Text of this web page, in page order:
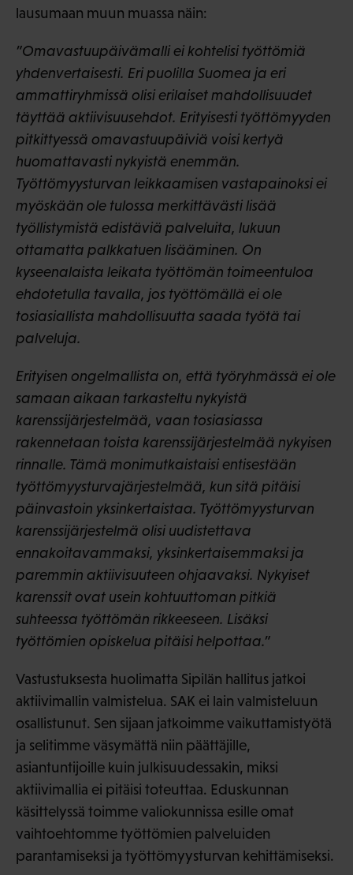
lausumaan muun muassa näin:
”Omavastuupäivämalli ei kohtelisi työttömiä
yhdenvertaisesti. Eri puolilla Suomea ja eri
ammattiryhmissä olisi erilaiset mahdollisuudet
täyttää aktiivisuusehdot. Erityisesti työttömyyden
pitkittyessä omavastuupäiviä voisi kertyä
huomattavasti nykyistä enemmän.
Työttömyysturvan leikkaamisen vastapainoksi ei
myöskään ole tulossa merkittävästi lisää
työllistymistä edistäviä palveluita, lukuun
ottamatta palkkatuen lisääminen. On
kyseenalaista leikata työttömän toimeentuloa
ehdotetulla tavalla, jos työttömällä ei ole
tosiasiallista mahdollisuutta saada työtä tai
palveluja.
Erityisen ongelmallista on, että työryhmässä ei ole
samaan aikaan tarkasteltu nykyistä
karenssijärjestelmää, vaan tosiasiassa
rakennetaan toista karenssijärjestelmää nykyisen
rinnalle. Tämä monimutkaistaisi entisestään
työttömyysturvajärjestelmää, kun sitä pitäisi
päinvastoin yksinkertaistaa. Työttömyysturvan
karenssijärjestelmä olisi uudistettava
ennakoitavammaksi, yksinkertaisemmaksi ja
paremmin aktiivisuuteen ohjaavaksi. Nykyiset
karenssit ovat usein kohtuuttoman pitkiä
suhteessa työttömän rikkeeseen. Lisäksi
työttömien opiskelua pitäisi helpottaa.”
Vastustuksesta huolimatta Sipilän hallitus jatkoi
aktiivimallin valmistelua. SAK ei lain valmisteluun
osallistunut. Sen sijaan jatkoimme vaikuttamistyötä
ja selitimme väsymättä niin päättäjille,
asiantuntijoille kuin julkisuudessakin, miksi
aktiivimallia ei pitäisi toteuttaa. Eduskunnan
käsittelyssä toimme valiokunnissa esille omat
vaihtoehtomme työttömien palveluiden
parantamiseksi ja työttömyysturvan kehittämiseksi.